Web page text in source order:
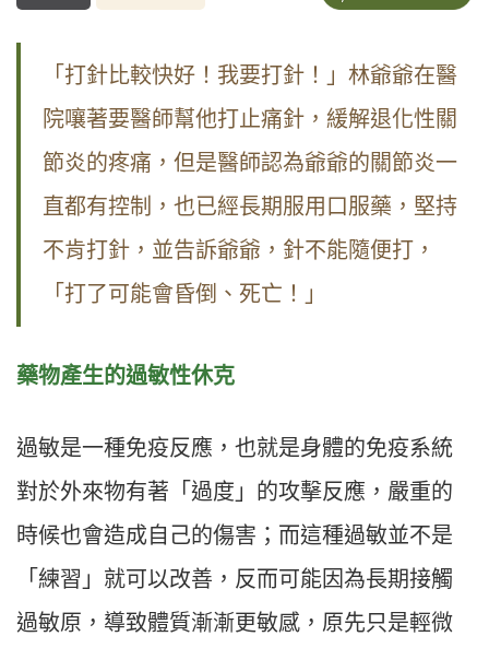
「打針比較快好！我要打針！」林爺爺在醫
院嚷著要醫師幫他打止痛針，緩解退化性關
節炎的疼痛，但是醫師認為爺爺的關節炎一
直都有控制，也已經長期服用口服藥，堅持
不肯打針，並告訴爺爺，針不能隨便打，
「打了可能會昏倒、死亡！」
藥物產生的過敏性休克
過敏是一種免疫反應，也就是身體的免疫系統
對於外來物有著「過度」的攻擊反應，嚴重的
時候也會造成自己的傷害；而這種過敏並不是
「練習」就可以改善，反而可能因為長期接觸
過敏原，導致體質漸漸更敏感，原先只是輕微